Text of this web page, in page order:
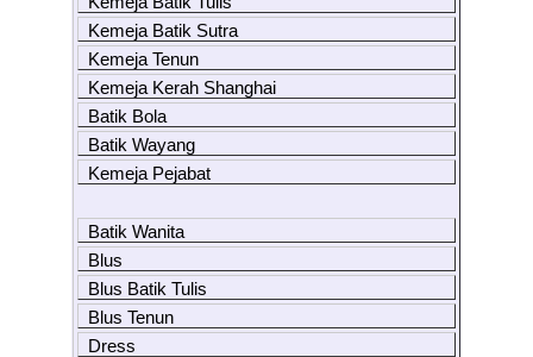
Kemeja Batik Sutra
Kemeja Tenun
Kemeja Kerah Shanghai
Batik Bola
Batik Wayang
Kemeja Pejabat
Batik Wanita
Blus
Blus Batik Tulis
Blus Tenun
Dress